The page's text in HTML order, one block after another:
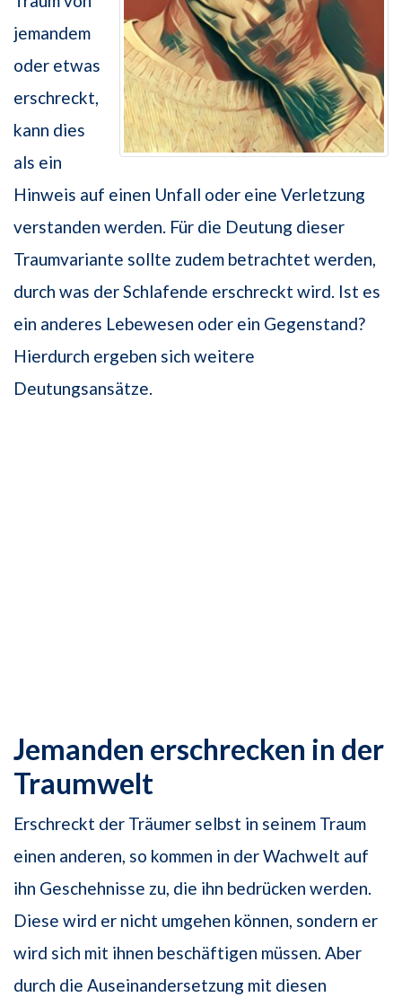
jemandem
oder etwas
erschreckt,
kann dies
als ein
Hinweis auf einen Unfall oder eine Verletzung
verstanden werden. Für die Deutung dieser
Traumvariante sollte zudem betrachtet werden,
durch was der Schlafende erschreckt wird. Ist es
ein anderes Lebewesen oder ein Gegenstand?
Hierdurch ergeben sich weitere
Deutungsansätze.
Jemanden erschrecken in der
Traumwelt
Erschreckt der Träumer selbst in seinem Traum
einen anderen, so kommen in der Wachwelt auf
ihn Geschehnisse zu, die ihn bedrücken werden.
Diese wird er nicht umgehen können, sondern er
wird sich mit ihnen beschäftigen müssen. Aber
durch die Auseinandersetzung mit diesen